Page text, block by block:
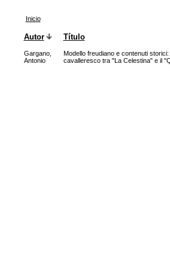
Inicio
Autor Título
Gargano,
Antonio
Modello freudiano e contenuti
cavalleresco tra "La Celestina" e il